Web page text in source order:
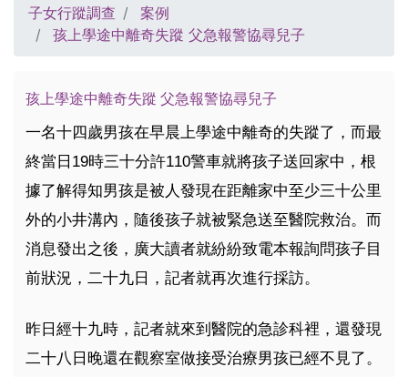
子女行蹤調查
案例
孩上學途中離奇失蹤 父急報警協尋兒子
孩上學途中離奇失蹤 父急報警協尋兒子
一名十四歲男孩在早晨上學途中離奇的失蹤了，而最
終當日19時三十分許110警車就將孩子送回家中，根
據了解得知男孩是被人發現在距離家中至少三十公里
外的小井溝內，隨後孩子就被緊急送至醫院救治。而
消息發出之後，廣大讀者就紛紛致電本報詢問孩子目
前狀況，二十九日，記者就再次進行採訪。
昨日經十九時，記者就來到醫院的急診科裡，還發現
二十八日晚還在觀察室做接受治療男孩已經不見了。